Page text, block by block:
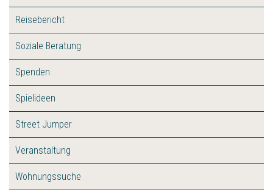
Reisebericht
Soziale Beratung
Spenden
Spielideen
Street Jumper
Veranstaltung
Wohnungssuche